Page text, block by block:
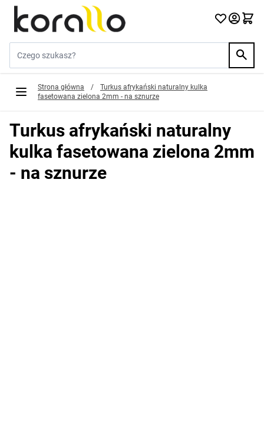
Przejdź do treści
Strona główna /
Turkus afrykański naturalny kulka
fasetowana zielona 2mm - na sznurze
Turkus afrykański naturalny
kulka fasetowana zielona 2mm
- na sznurze